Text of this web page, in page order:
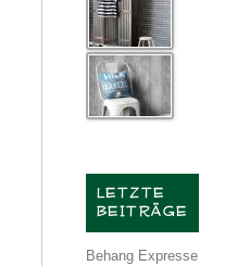
LETZTE
BEITRÄGE
Behang Expresse